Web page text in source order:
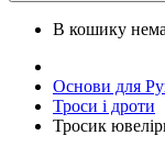
В кошику
Основи для
Троси і дроти
Тросик